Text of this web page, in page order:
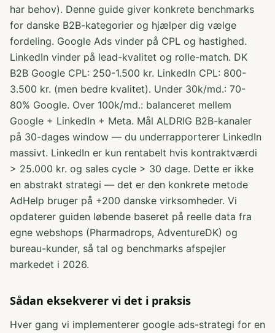
har behov). Denne guide giver konkrete benchmarks
for danske B2B-kategorier og hjælper dig vælge
fordeling. Google Ads vinder på CPL og hastighed.
LinkedIn vinder på lead-kvalitet og rolle-match. DK
B2B Google CPL: 250-1.500 kr. LinkedIn CPL: 800-
3.500 kr. (men bedre kvalitet). Under 30k/md.: 70-
80% Google. Over 100k/md.: balanceret mellem
Google + LinkedIn + Meta. Mål ALDRIG B2B-kanaler
på 30-dages window — du underrapporterer LinkedIn
massivt. LinkedIn er kun rentabelt hvis kontraktværdi
> 25.000 kr. og sales cycle > 30 dage. Dette er ikke
en abstrakt strategi — det er den konkrete metode
AdHelp bruger på +200 danske virksomheder. Vi
opdaterer guiden løbende baseret på reelle data fra
egne webshops (Pharmadrops, AdventureDK) og
bureau-kunder, så tal og benchmarks afspejler
markedet i 2026.
Sådan eksekverer vi det i praksis
Hver gang vi implementerer google ads-strategi for en